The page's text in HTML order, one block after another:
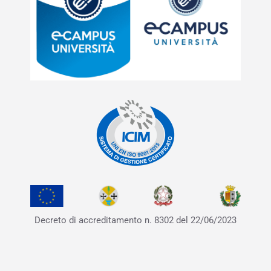
Decreto di accreditamento n. 8302 del 22/06/2023